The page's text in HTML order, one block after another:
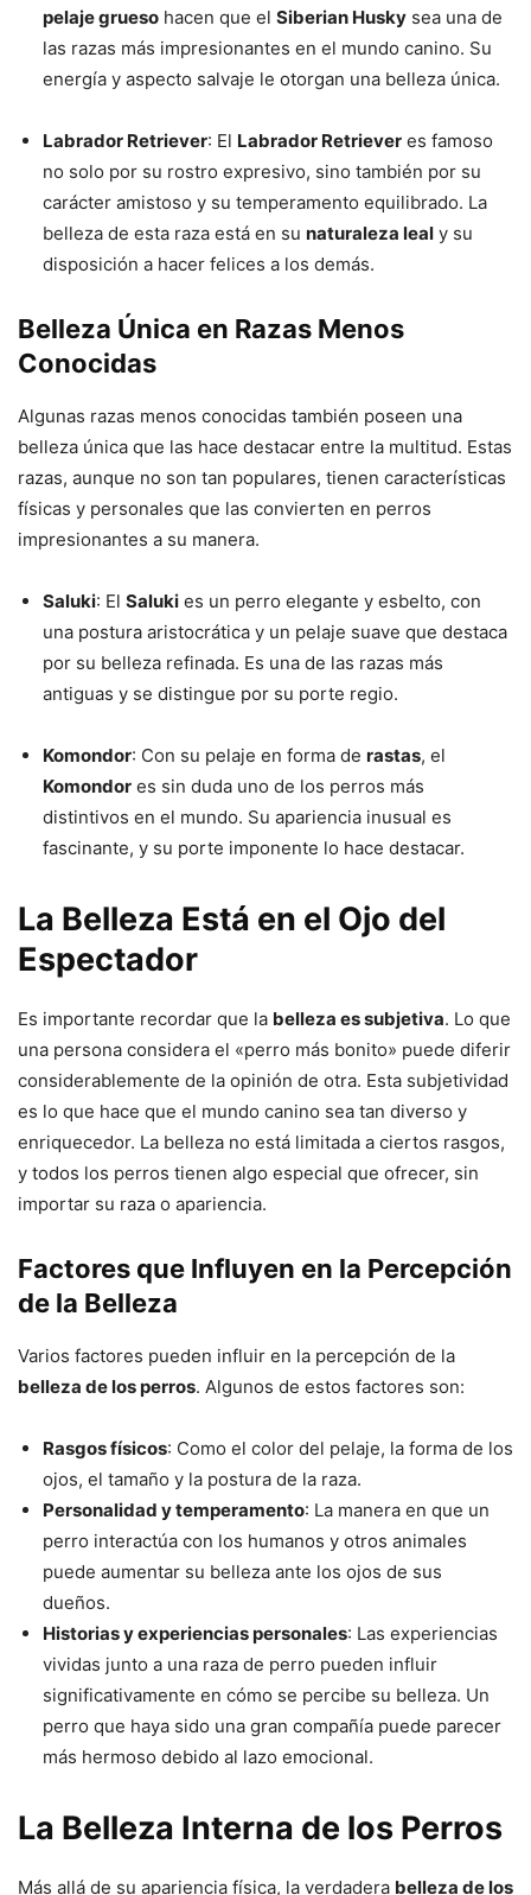
pelaje grueso hacen que el Siberian Husky sea una de
las razas más impresionantes en el mundo canino. Su
energía y aspecto salvaje le otorgan una belleza única.
Labrador Retriever: El Labrador Retriever es famoso
no solo por su rostro expresivo, sino también por su
carácter amistoso y su temperamento equilibrado. La
belleza de esta raza está en su naturaleza leal y su
disposición a hacer felices a los demás.
Belleza Única en Razas Menos
Conocidas
Algunas razas menos conocidas también poseen una
belleza única que las hace destacar entre la multitud. Estas
razas, aunque no son tan populares, tienen características
físicas y personales que las convierten en perros
impresionantes a su manera.
Saluki: El Saluki es un perro elegante y esbelto, con
una postura aristocrática y un pelaje suave que destaca
por su belleza refinada. Es una de las razas más
antiguas y se distingue por su porte regio.
Komondor: Con su pelaje en forma de rastas, el
Komondor es sin duda uno de los perros más
distintivos en el mundo. Su apariencia inusual es
fascinante, y su porte imponente lo hace destacar.
La Belleza Está en el Ojo del
Espectador
Es importante recordar que la belleza es subjetiva. Lo que
una persona considera el «perro más bonito» puede diferir
considerablemente de la opinión de otra. Esta subjetividad
es lo que hace que el mundo canino sea tan diverso y
enriquecedor. La belleza no está limitada a ciertos rasgos,
y todos los perros tienen algo especial que ofrecer, sin
importar su raza o apariencia.
Factores que Influyen en la Percepción
de la Belleza
Varios factores pueden influir en la percepción de la
belleza de los perros. Algunos de estos factores son:
Rasgos físicos: Como el color del pelaje, la forma de los
ojos, el tamaño y la postura de la raza.
Personalidad y temperamento: La manera en que un
perro interactúa con los humanos y otros animales
puede aumentar su belleza ante los ojos de sus
dueños.
Historias y experiencias personales: Las experiencias
vividas junto a una raza de perro pueden influir
significativamente en cómo se percibe su belleza. Un
perro que haya sido una gran compañía puede parecer
más hermoso debido al lazo emocional.
La Belleza Interna de los Perros
Más allá de su apariencia física, la verdadera belleza de los